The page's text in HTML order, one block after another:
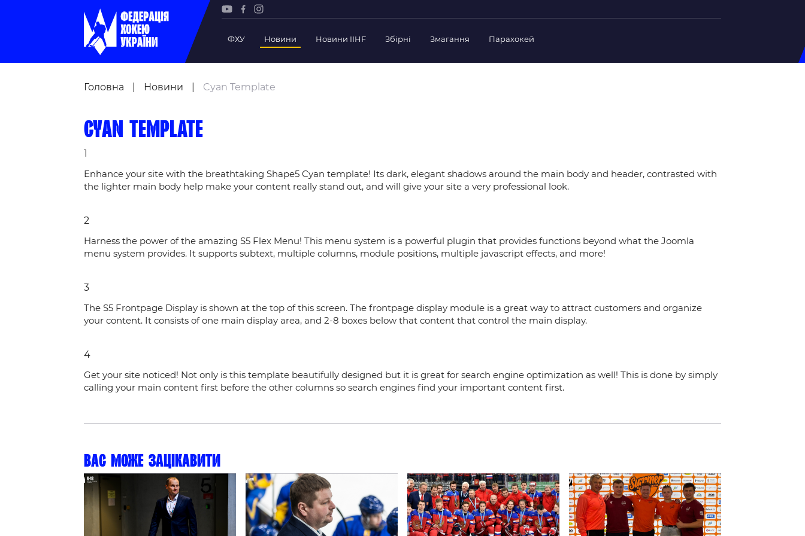
ФХУ
Підрозділи
Статутна Діяльність
Участь в експерименті
Новини Новини IIHF Збірні
Склад Збірної
Тренерський Штаб
Склад Збірної
Тренерський Штаб
Змагання Парахокей
Головна Новини Cyan Template
Cyan Template
1
Enhance your site with the breathtaking Shape5 Cyan template! Its dark, elegant shadows around the main body and header, contrasted with
the lighter main body help make your content really stand out, and will give your site a very professional look.
2
Harness the power of the amazing S5 Flex Menu! This menu system is a powerful plugin that provides functions beyond what the Joomla
menu system provides. It supports subtext, multiple columns, module positions, multiple javascript effects, and more!
3
The S5 Frontpage Display is shown at the top of this screen. The frontpage display module is a great way to attract customers and organize
your content. It consists of one main display area, and 2-8 boxes below that content that control the main display.
4
Get your site noticed! Not only is this template beautifully designed but it is great for search engine optimization as well! This is done by simply
calling your main content first before the other columns so search engines find your important content first.
Вас може зацікавити